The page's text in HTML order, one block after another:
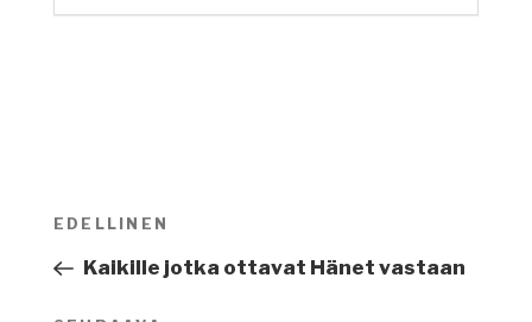
Artikkelien
Edellinen
artikkeli
EDELLINEN
Kaikille jotka ottavat Hänet vastaan